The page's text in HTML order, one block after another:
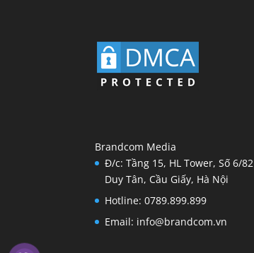
Brandcom Media
Đ/c: Tầng 15, HL Tower, Số 6/82
Duy Tân, Cầu Giấy, Hà Nội
Hotline: 0789.899.899
Email: info@brandcom.vn